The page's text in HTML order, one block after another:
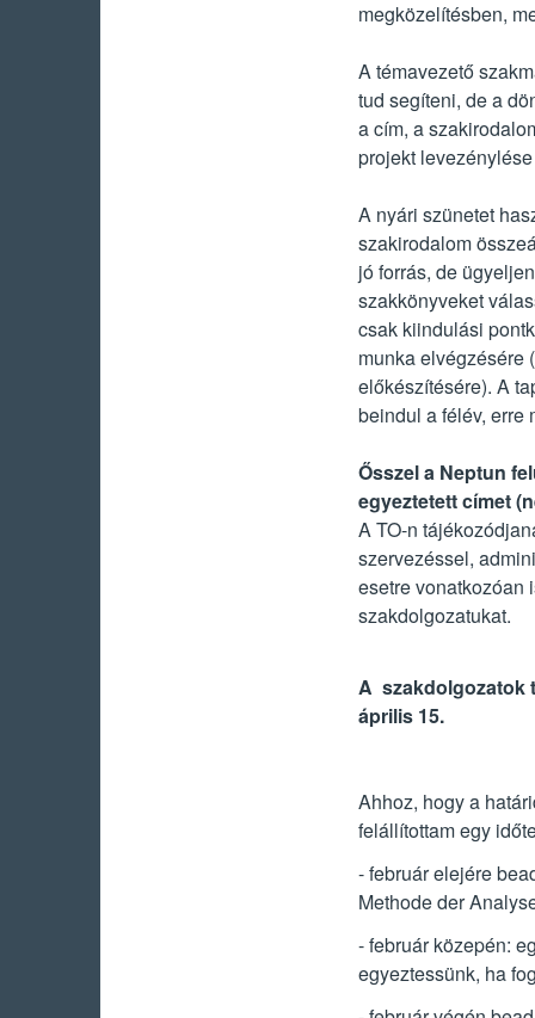
megközelítésben,
A témavezető
tud segíteni, de a
a cím, a
projekt
A nyári szünetet
szakirodalom
jó forrás, de
szakkönyveket
csak kiindulási
munka elvégzésére
előkészítésére). A
beindul a félév, erre
Ősszel a Neptun
egyeztetett címet
A TO-n
szervezéssel,
esetre vonatkozóan
szakdolgozatukat.
A szakdolgozatok
április 15.
Ahhoz, hogy a
felállítottam egy
- február elejére
Methode der
- február közepén:
egyeztessünk, ha